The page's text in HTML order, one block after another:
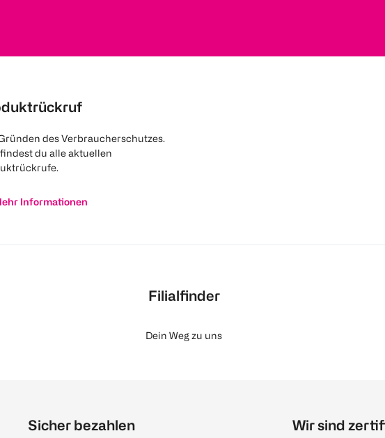
des Verbraucherschutzes.
du alle aktuellen
Informationen
Filialfinder
Dein Weg zu uns
Sicher bezahlen Wir sind